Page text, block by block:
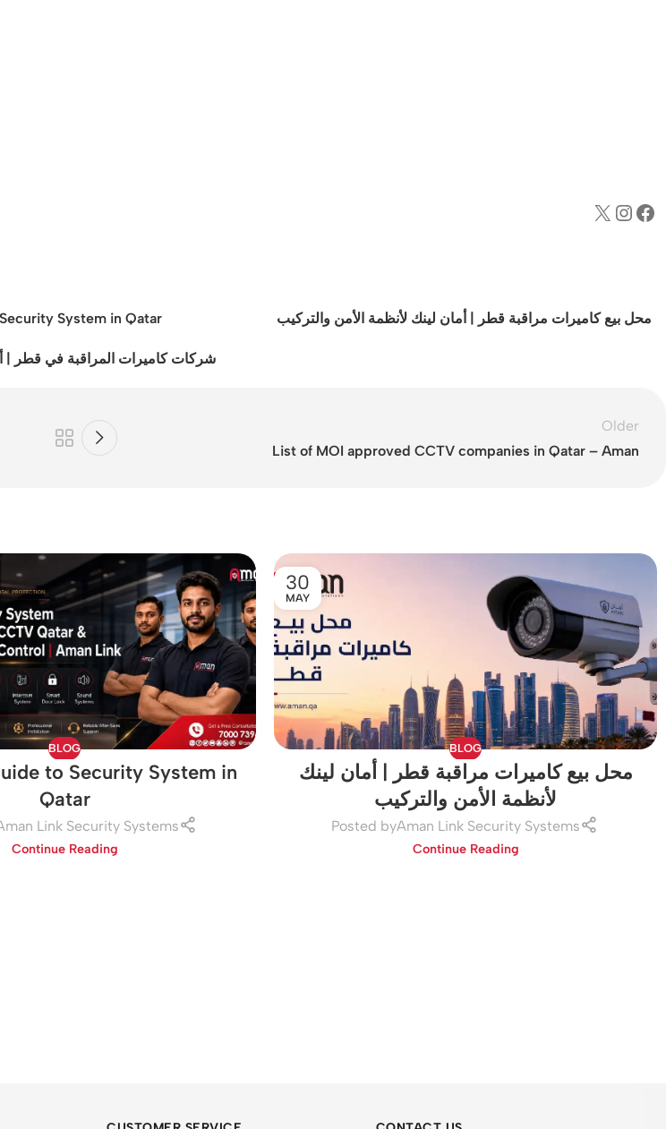
System in Qatar محل بيع كاميرات مراقبة قطر | أمان لينك لأنظمة الأمن والتركيب
شركات كاميرات المراقبة في قطر |
Older
List of MOI approved CCTV companies in Qatar – Aman
BLOG
to Security System in
Qatar
Link Security Systems
Continue Reading
30
MAY
BLOG
محل بيع كاميرات مراقبة قطر | أمان لينك
لأنظمة الأمن والتركيب
Posted byAman Link Security Systems
Continue Reading